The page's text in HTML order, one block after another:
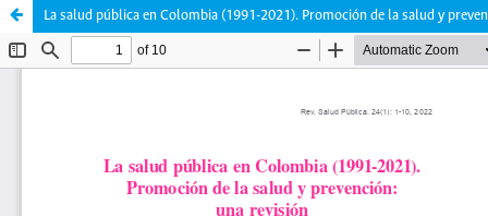
La salud pública en Colombia (1991-2021). Promoción de la salud y